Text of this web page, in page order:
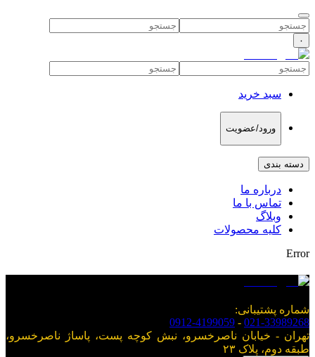
۰
سبد خرید
ورود/عضویت
دسته بندی
درباره ما
تماس با ما
وبلاگ
کلیه محصولات
Error
شماره پشتیبانی:
021-33989268
-
0912-4199059
تهران - خیابان ناصرخسرو، نبش کوچه پست، پاساژ ناصرخسرو،
طبقه دوم، پلاک ۲۳